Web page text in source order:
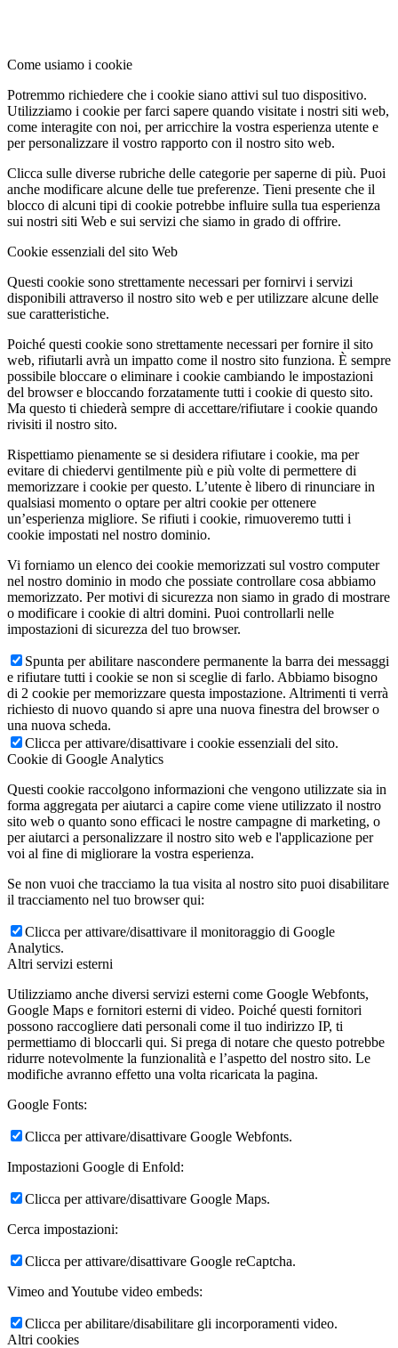
Come usiamo i cookie
Potremmo richiedere che i cookie siano attivi sul tuo dispositivo.
Utilizziamo i cookie per farci sapere quando visitate i nostri siti web,
come interagite con noi, per arricchire la vostra esperienza utente e
per personalizzare il vostro rapporto con il nostro sito web.
Clicca sulle diverse rubriche delle categorie per saperne di più. Puoi
anche modificare alcune delle tue preferenze. Tieni presente che il
blocco di alcuni tipi di cookie potrebbe influire sulla tua esperienza
sui nostri siti Web e sui servizi che siamo in grado di offrire.
Cookie essenziali del sito Web
Questi cookie sono strettamente necessari per fornirvi i servizi
disponibili attraverso il nostro sito web e per utilizzare alcune delle
sue caratteristiche.
Poiché questi cookie sono strettamente necessari per fornire il sito
web, rifiutarli avrà un impatto come il nostro sito funziona. È sempre
possibile bloccare o eliminare i cookie cambiando le impostazioni
del browser e bloccando forzatamente tutti i cookie di questo sito.
Ma questo ti chiederà sempre di accettare/rifiutare i cookie quando
rivisiti il nostro sito.
Rispettiamo pienamente se si desidera rifiutare i cookie, ma per
evitare di chiedervi gentilmente più e più volte di permettere di
memorizzare i cookie per questo. L’utente è libero di rinunciare in
qualsiasi momento o optare per altri cookie per ottenere
un’esperienza migliore. Se rifiuti i cookie, rimuoveremo tutti i
cookie impostati nel nostro dominio.
Vi forniamo un elenco dei cookie memorizzati sul vostro computer
nel nostro dominio in modo che possiate controllare cosa abbiamo
memorizzato. Per motivi di sicurezza non siamo in grado di mostrare
o modificare i cookie di altri domini. Puoi controllarli nelle
impostazioni di sicurezza del tuo browser.
Spunta per abilitare nascondere permanente la barra dei messaggi
e rifiutare tutti i cookie se non si sceglie di farlo. Abbiamo bisogno
di 2 cookie per memorizzare questa impostazione. Altrimenti ti verrà
richiesto di nuovo quando si apre una nuova finestra del browser o
una nuova scheda.
Clicca per attivare/disattivare i cookie essenziali del sito.
Cookie di Google Analytics
Questi cookie raccolgono informazioni che vengono utilizzate sia in
forma aggregata per aiutarci a capire come viene utilizzato il nostro
sito web o quanto sono efficaci le nostre campagne di marketing, o
per aiutarci a personalizzare il nostro sito web e l'applicazione per
voi al fine di migliorare la vostra esperienza.
Se non vuoi che tracciamo la tua visita al nostro sito puoi disabilitare
il tracciamento nel tuo browser qui:
Clicca per attivare/disattivare il monitoraggio di Google
Analytics.
Altri servizi esterni
Utilizziamo anche diversi servizi esterni come Google Webfonts,
Google Maps e fornitori esterni di video. Poiché questi fornitori
possono raccogliere dati personali come il tuo indirizzo IP, ti
permettiamo di bloccarli qui. Si prega di notare che questo potrebbe
ridurre notevolmente la funzionalità e l’aspetto del nostro sito. Le
modifiche avranno effetto una volta ricaricata la pagina.
Google Fonts:
Clicca per attivare/disattivare Google Webfonts.
Impostazioni Google di Enfold:
Clicca per attivare/disattivare Google Maps.
Cerca impostazioni:
Clicca per attivare/disattivare Google reCaptcha.
Vimeo and Youtube video embeds:
Clicca per abilitare/disabilitare gli incorporamenti video.
Altri cookies